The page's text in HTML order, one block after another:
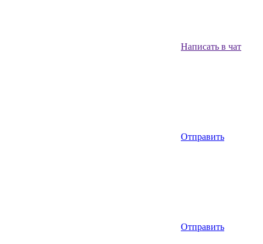
Написать в чат
Отправить
Отправить